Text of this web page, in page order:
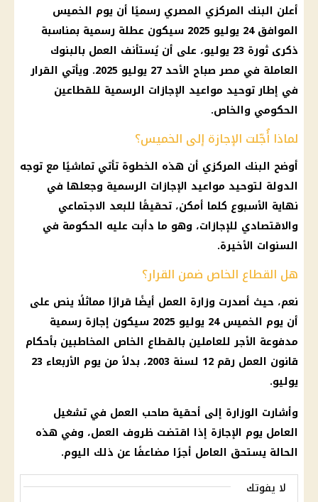
أعلن البنك المركزي المصري رسميًا أن يوم الخميس
الموافق 24
يوليو 2025
سيكون عطلة رسمية بمناسبة
ذكرى ثورة 23 يوليو
، على أن يُستأنف العمل بالبنوك
العاملة في مصر صباح الأحد 27
يوليو 2025
. ويأتي القرار
في إطار توحيد مواعيد الإجازات الرسمية للقطاعين
الحكومي والخاص.
لماذا أُجّلت الإجازة إلى الخميس؟
أوضح البنك المركزي أن هذه الخطوة تأتي تماشيًا مع توجه
الدولة لتوحيد مواعيد الإجازات الرسمية وجعلها في
نهاية الأسبوع كلما أمكن، تحقيقًا للبعد الاجتماعي
والاقتصادي للإجازات، وهو ما دأبت عليه الحكومة في
السنوات الأخيرة.
هل القطاع الخاص ضمن القرار؟
نعم، حيث أصدرت وزارة العمل أيضًا قرارًا مماثلًا ينص على
أن يوم الخميس 24
يوليو 2025 سيكون إجازة رسمية
مدفوعة الأجرللعاملين بالقطاع الخاص المخاطبين بأحكام
قانون العمل رقم 12 لسنة 2003، بدلاً من يوم الأربعاء 23
يوليو.
وأشارت الوزارة إلى أحقية صاحب العمل في تشغيل
العامل يوم الإجازة إذا اقتضت ظروف العمل، وفي هذه
الحالة يستحق العامل أجرًا مضاعفًا عن ذلك اليوم.
لا يفوتك